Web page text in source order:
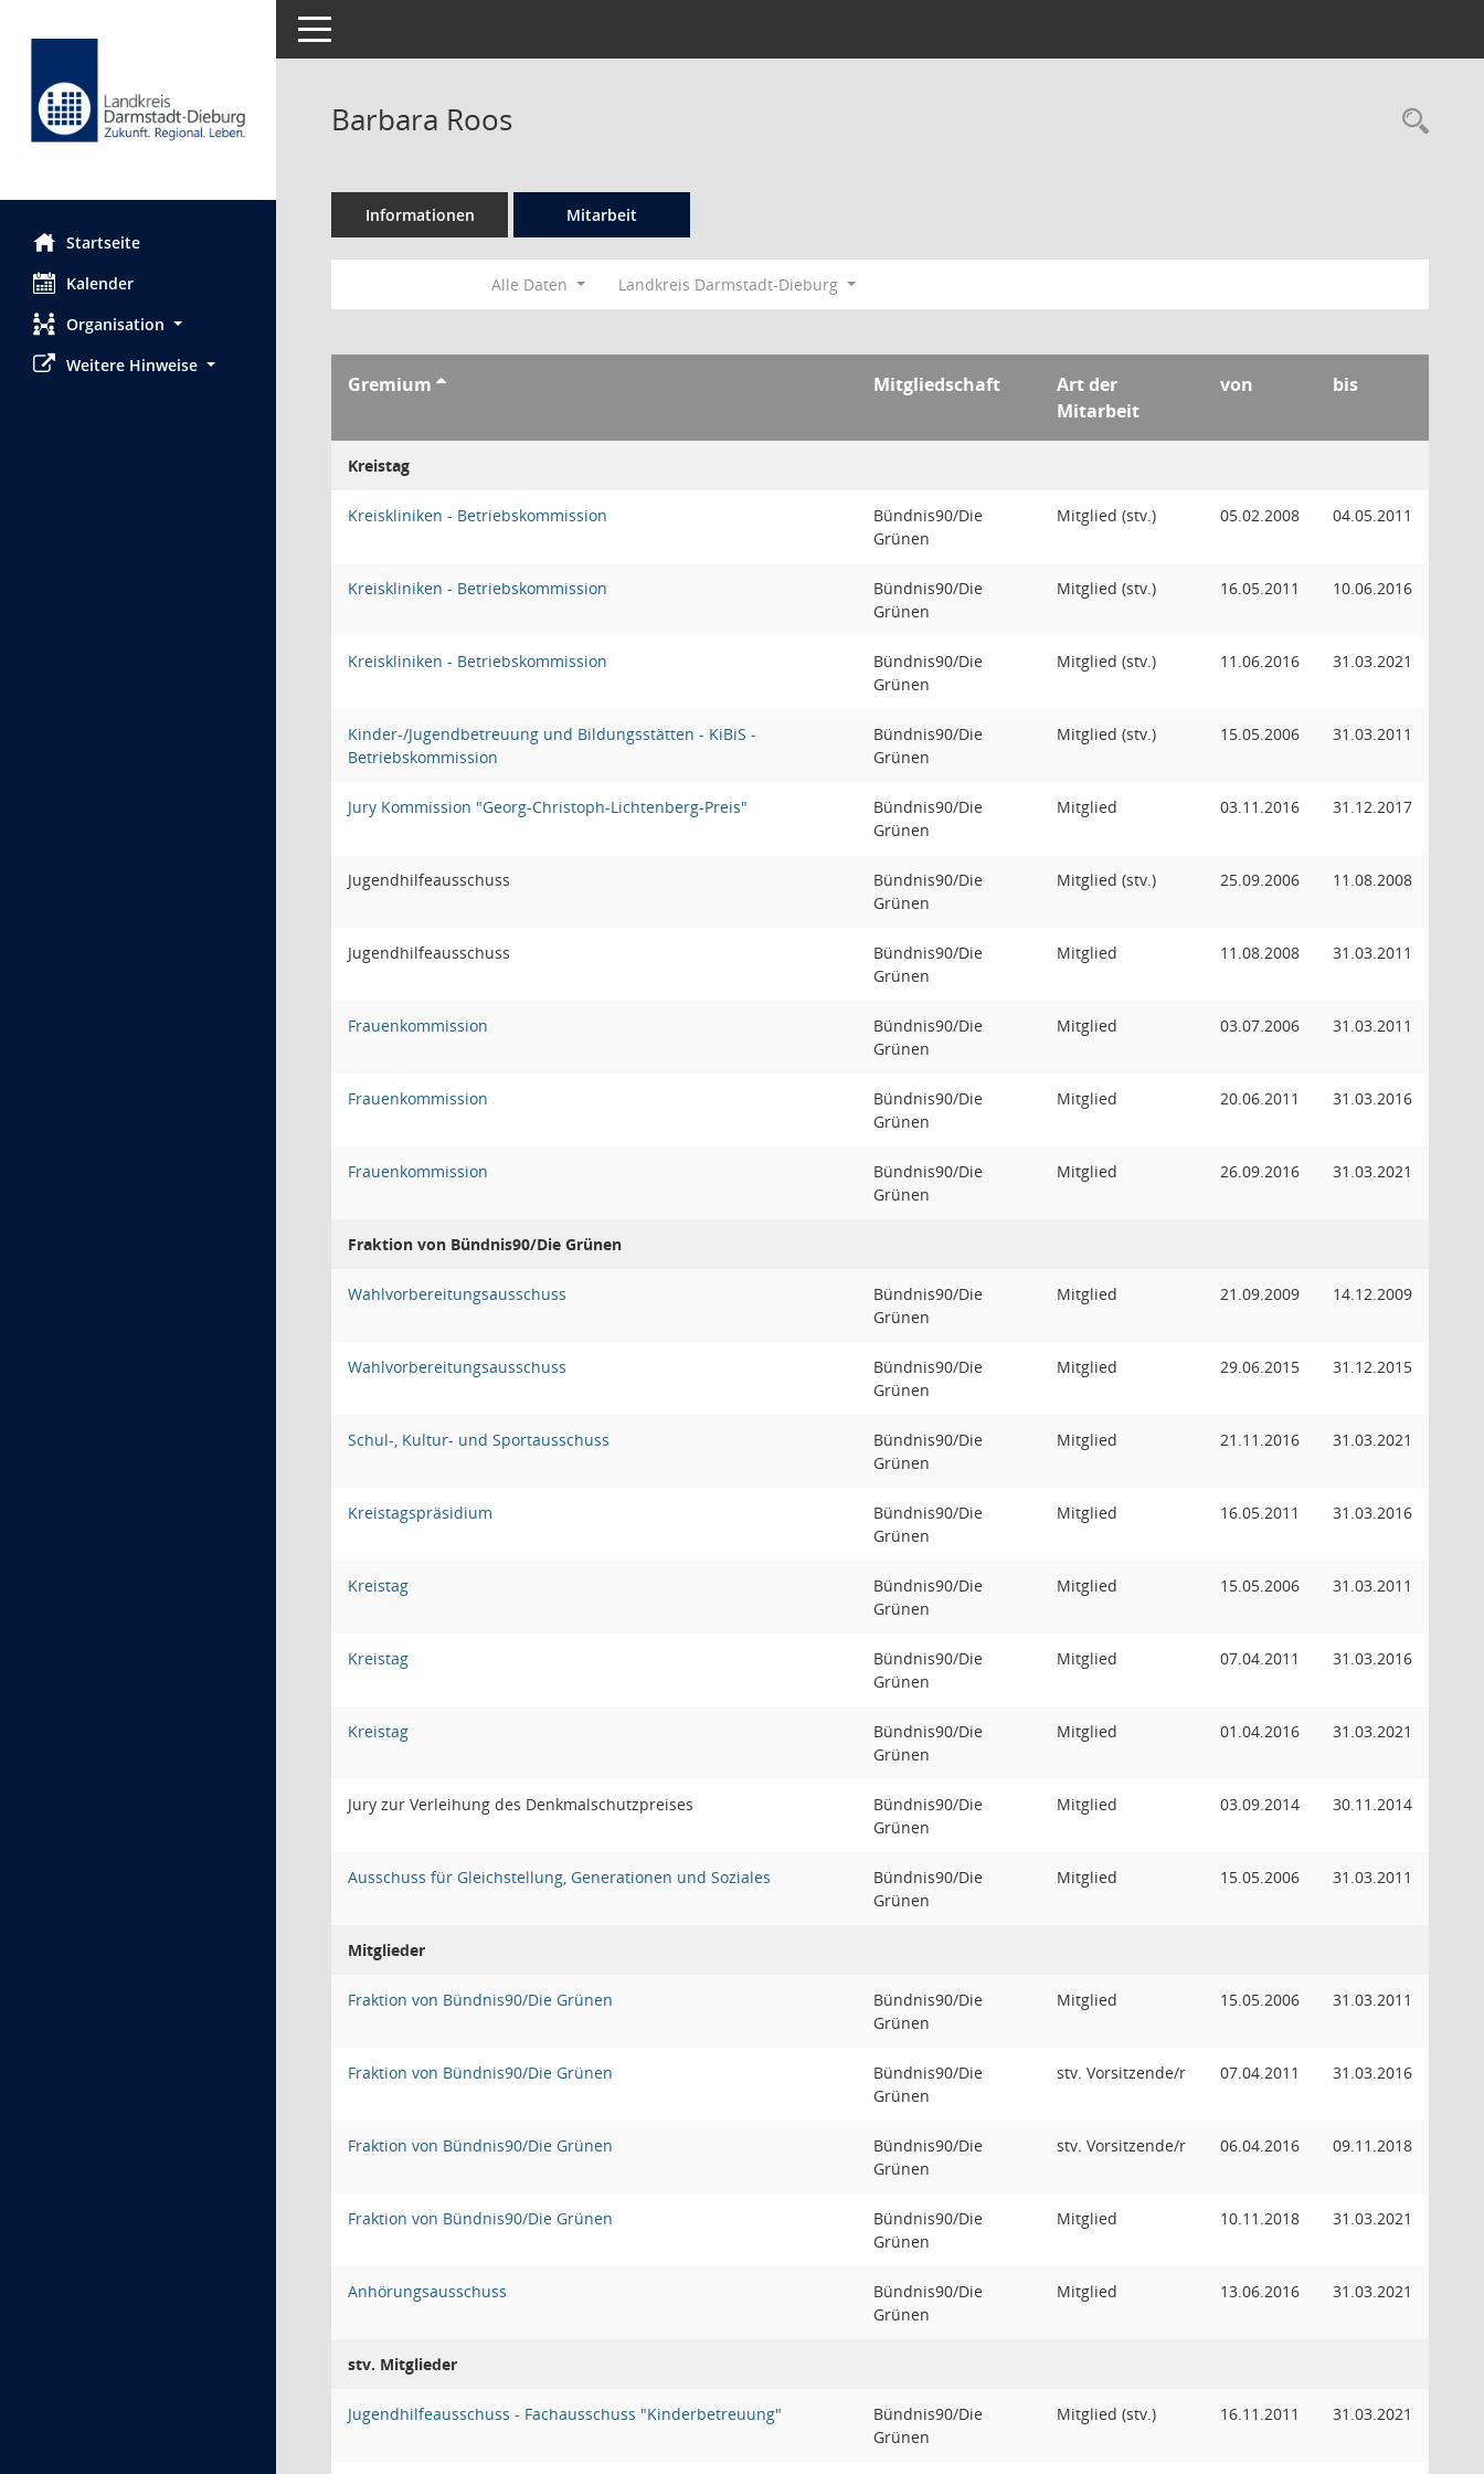
Startseite
Kalender
Organisation
Weitere Hinweise
Toggle navigation
Barbara Roos
Informationen Mitarbeit
Alle Daten Landkreis Darmstadt-Dieburg
Gremium Mitgliedschaft
Art der
Mitarbeit
von bis
Kreistag
Kreiskliniken - Betriebskommission
Bündnis90/Die
Grünen
Mitglied (stv.) 05.02.2008 04.05.2011
Kreiskliniken - Betriebskommission
Bündnis90/Die
Grünen
Mitglied (stv.) 16.05.2011 10.06.2016
Kreiskliniken - Betriebskommission
Bündnis90/Die
Grünen
Mitglied (stv.) 11.06.2016 31.03.2021
Kinder-/Jugendbetreuung und Bildungsstätten - KiBiS -
Betriebskommission
Bündnis90/Die
Grünen
Mitglied (stv.) 15.05.2006 31.03.2011
Jury Kommission "Georg-Christoph-Lichtenberg-Preis"
Bündnis90/Die
Grünen
Mitglied 03.11.2016 31.12.2017
Jugendhilfeausschuss
Bündnis90/Die
Grünen
Mitglied (stv.) 25.09.2006 11.08.2008
Jugendhilfeausschuss
Bündnis90/Die
Grünen
Mitglied 11.08.2008 31.03.2011
Frauenkommission
Bündnis90/Die
Grünen
Mitglied 03.07.2006 31.03.2011
Frauenkommission
Bündnis90/Die
Grünen
Mitglied 20.06.2011 31.03.2016
Frauenkommission
Bündnis90/Die
Grünen
Mitglied 26.09.2016 31.03.2021
Fraktion von Bündnis90/Die Grünen
Wahlvorbereitungsausschuss
Bündnis90/Die
Grünen
Mitglied 21.09.2009 14.12.2009
Wahlvorbereitungsausschuss
Bündnis90/Die
Grünen
Mitglied 29.06.2015 31.12.2015
Schul-, Kultur- und Sportausschuss
Bündnis90/Die
Grünen
Mitglied 21.11.2016 31.03.2021
Kreistagspräsidium
Bündnis90/Die
Grünen
Mitglied 16.05.2011 31.03.2016
Kreistag
Bündnis90/Die
Grünen
Mitglied 15.05.2006 31.03.2011
Kreistag
Bündnis90/Die
Grünen
Mitglied 07.04.2011 31.03.2016
Kreistag
Bündnis90/Die
Grünen
Mitglied 01.04.2016 31.03.2021
Jury zur Verleihung des Denkmalschutzpreises
Bündnis90/Die
Grünen
Mitglied 03.09.2014 30.11.2014
Ausschuss für Gleichstellung, Generationen und Soziales
Bündnis90/Die
Grünen
Mitglied 15.05.2006 31.03.2011
Mitglieder
Fraktion von Bündnis90/Die Grünen
Bündnis90/Die
Grünen
Mitglied 15.05.2006 31.03.2011
Fraktion von Bündnis90/Die Grünen
Bündnis90/Die
Grünen
stv. Vorsitzende/r 07.04.2011 31.03.2016
Fraktion von Bündnis90/Die Grünen
Bündnis90/Die
Grünen
stv. Vorsitzende/r 06.04.2016 09.11.2018
Fraktion von Bündnis90/Die Grünen
Bündnis90/Die
Grünen
Mitglied 10.11.2018 31.03.2021
Anhörungsausschuss
Bündnis90/Die
Grünen
Mitglied 13.06.2016 31.03.2021
stv. Mitglieder
Jugendhilfeausschuss - Fachausschuss "Kinderbetreuung"
Bündnis90/Die
Grünen
Mitglied (stv.) 16.11.2011 31.03.2021